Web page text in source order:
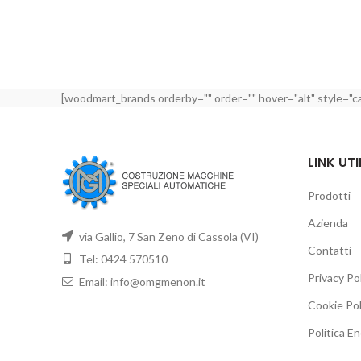
[woodmart_brands orderby="" order="" hover="alt"
via Gallio, 7 San Zeno di Cassola (VI)
Tel: 0424 570510
Email: info@omgmenon.it
LINK
Prodotti
Azienda
Contatti
Privacy
Cookie
Politica